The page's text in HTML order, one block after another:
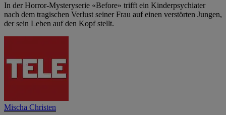
In der Horror-Mysteryserie «Before» trifft ein Kinderpsychiater
nach dem tragischen Verlust seiner Frau auf einen verstörten Jungen,
der sein Leben auf den Kopf stellt.
Mischa Christen